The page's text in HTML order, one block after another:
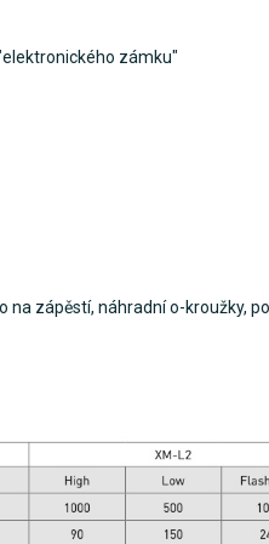
zámku"
na zápěstí, náhradní o-kroužky,